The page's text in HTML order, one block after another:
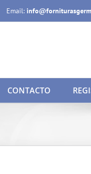
Email:
CONTACTO